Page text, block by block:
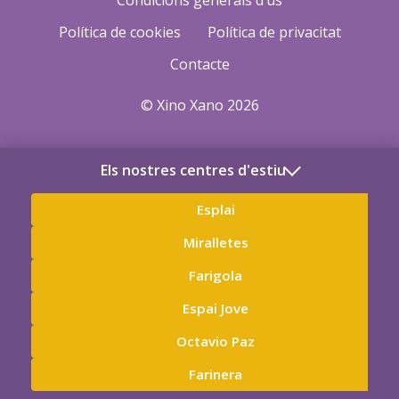
Política de cookies
Política de privacitat
Contacte
© Xino Xano 2026
Els nostres centres d'estiu
Esplai
Miralletes
Farigola
Espai Jove
Octavio Paz
Farinera